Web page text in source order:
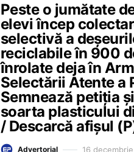
Peste o jumătate
elevi încep
selectivă a
reciclabile în 900
înrolate deja în
Selectării Atente a
Semnează petiția
soarta plasticului
/ Descarcă afișul
Advertorial 16